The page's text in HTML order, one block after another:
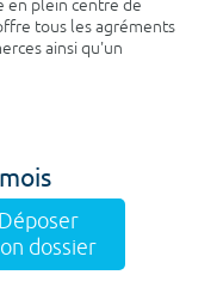
en plein centre de
tous les agréments
ainsi qu'un
Déposer
dossier